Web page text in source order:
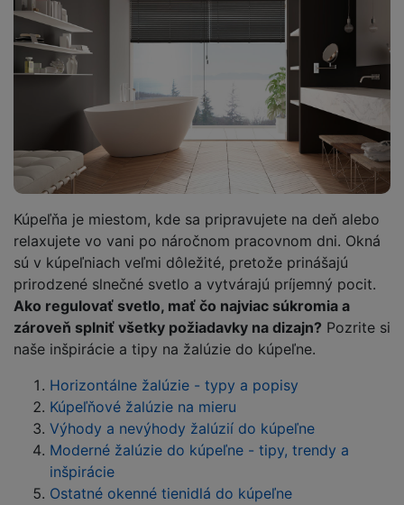
Kúpeľňa je miestom, kde sa pripravujete na deň alebo
relaxujete vo vani po náročnom pracovnom dni. Okná
sú v kúpeľniach veľmi dôležité, pretože prinášajú
prirodzené slnečné svetlo a vytvárajú príjemný pocit.
Ako regulovať svetlo, mať čo najviac súkromia a
zároveň splniť všetky požiadavky na dizajn? Pozrite si
naše inšpirácie a tipy na žalúzie do kúpeľne.
Horizontálne žalúzie - typy a popisy
Kúpeľňové žalúzie na mieru
Výhody a nevýhody žalúzií do kúpeľne
Moderné žalúzie do kúpeľne - tipy, trendy a
inšpirácie
Ostatné okenné tienidlá do kúpeľne